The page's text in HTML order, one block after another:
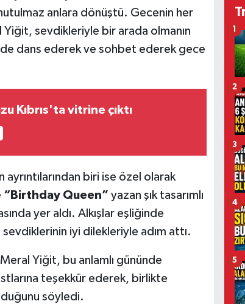
anlara dönüştü. Gecenin her
sevdikleriyle bir arada olmanın
dans ederek ve sohbet ederek gece
Kıbrıs'ta vitrine çıktı
ayrıntılarından biri ise özel olarak
“Birthday Queen” yazan şık tasarımlı
yer aldı. Alkışlar eşliğinde
sevdiklerinin iyi dilekleriyle adım attı.
Yiğit, bu anlamlı gününde
teşekkür ederek, birlikte
söyledi.
1
2
3
4
5